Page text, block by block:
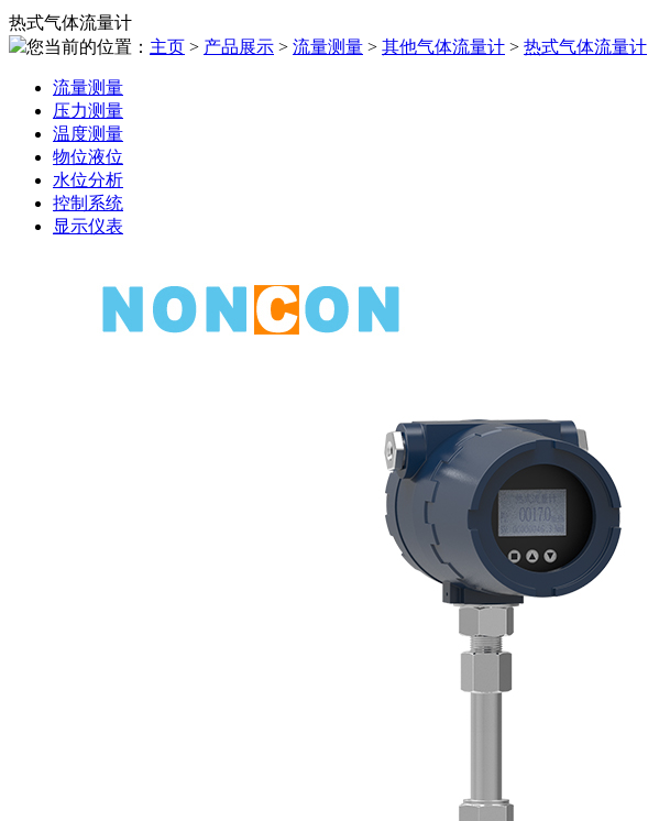
热式气体流量计
您当前的位置： 主页 > 产品展示 > 流量测量 > 其他气体流量计 > 热式气体流量计
流量测量
压力测量
温度测量
物位液位
水位分析
控制系统
显示仪表